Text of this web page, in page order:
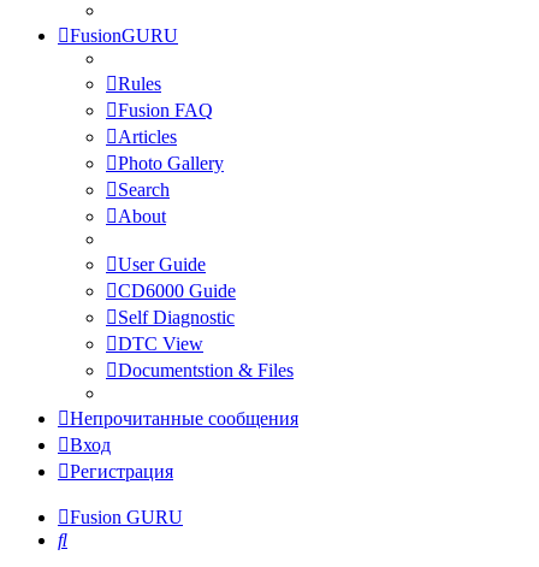
FusionGURU
Rules
Fusion FAQ
Articles
Photo Gallery
Search
About
User Guide
CD6000 Guide
Self Diagnostic
DTC View
Documentstion & Files
Непрочитанные сообщения
Вход
Регистрация
Fusion GURU
Поиск